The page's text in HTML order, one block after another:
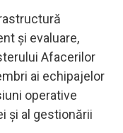
și evaluare,
Afacerilor
ai echipajelor
operative
și al gestionării